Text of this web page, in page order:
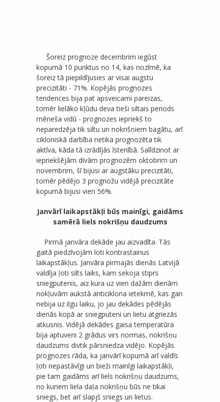
Šoreiz prognoze decembrim iegūst
kopumā 10 punktus no 14, kas nozīmē, ka
šoreiz tā piepildījusies ar visai augstu
precizitāti - 71%. Kopējās prognozes
tendences bija pat apsveicami pareizas,
tomēr lielāko kļūdu deva tieši siltais periods
mēneša vidū - prognozes iepriekš to
neparedzēja tik siltu un nokrišņiem bagātu, arī
cikloniskā darbība netika prognozēta tik
aktīva, kāda tā izrādījās īstenībā. Salīdzinot ar
iepriekšējām divām prognozēm oktobrim un
novembrim, šī bijusi ar augstāku precizitāti,
tomēr pēdējo 3 prognožu vidējā precizitāte
kopumā bijusi vien 56%.
Janvārī laikapstākļi būs mainīgi, gaidāms
samērā liels nokrišņu daudzums
Pirmā janvāra dekāde jau aizvadīta. Tās
gaitā piedzīvojām loti kontrastainus
laikapstākļus. Janvāra pirmajās dienās Latvijā
valdīja ļoti silts laiks, kam sekoja stiprs
sniegputenis, aiz kura uz vien dažām dienām
nokļuvām aukstā anticiklona ietekmē, kas gan
nebija uz ilgu laiku, jo jau dekādes pēdējās
dienās kopā ar sniegputeni un lietu atgriezās
atkusnis. Vidējā dekādes gaisa temperatūra
bija aptuveni 2 grādus virs normas, nokrišņu
daudzums divtik pārsniedza vidējo. Kopējās
prognozes rāda, ka janvārī kopumā arī valdīs
ļoti nepastāvīgi un bieži mainīgi laikapstākļi,
pie tam gaidāms arī liels nokrišņu daudzums,
no kuriem liela daļa nokrišņu būs ne tikai
sniegs, bet arī slapjš sniegs un lietus.